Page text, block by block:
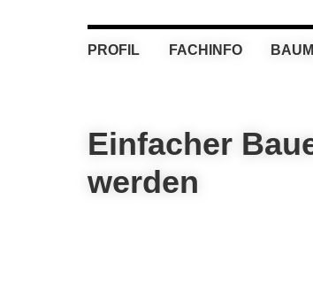
PROFIL FACHINFO
Einfacher
werden